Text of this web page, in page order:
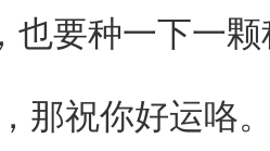
也要种一下一
祝你好运咯